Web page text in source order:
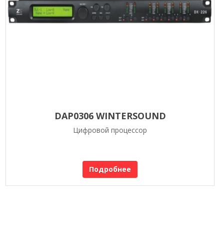
DAP0306 WINTERSOUND
Цифровой процессор
Подробнее